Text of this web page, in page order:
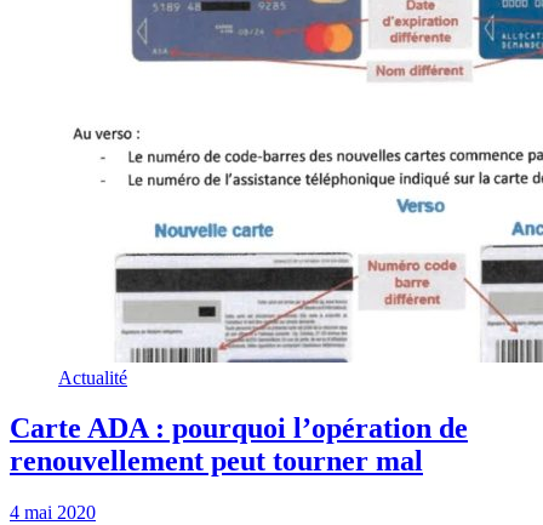
Actualité
Carte ADA : pourquoi l’opération de
renouvellement peut tourner mal
4 mai 2020